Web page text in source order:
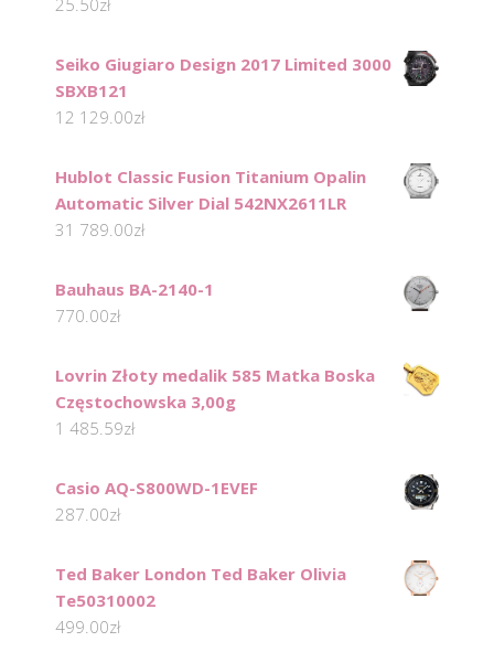
25.50zł
Seiko Giugiaro Design 2017 Limited 3000
SBXB121
12 129.00zł
Hublot Classic Fusion Titanium Opalin
Automatic Silver Dial 542NX2611LR
31 789.00zł
Bauhaus BA-2140-1
770.00zł
Lovrin Złoty medalik 585 Matka Boska
Częstochowska 3,00g
1 485.59zł
Casio AQ-S800WD-1EVEF
287.00zł
Ted Baker London Ted Baker Olivia
Te50310002
499.00zł